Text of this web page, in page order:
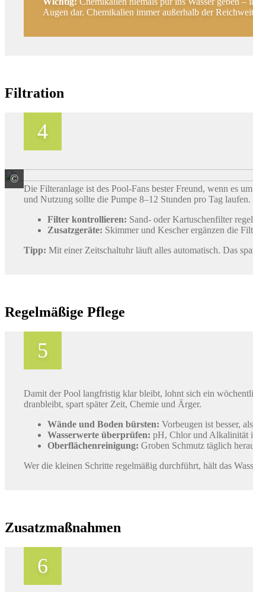
Augen dar. Chemikalien immer außerhalb der
Filtration
©
Steinbach International GmbH
Die Filteranlage ist des Pool-Fans bester Freund, wenn es
und Nutzung sollte die Pumpe 8–12 Stunden pro Tag
Filter kontrollieren: Sand- oder Kartuschenfilter
Zusatzgeräte: Skimmer und Kescher ergänzen die
Tipp: Mit einer Zeitschaltuhr läuft alles automatisch. Das
Regelmäßige Pflege
Damit der Pool langfristig klar bleibt, lohnt sich ein
dranbleibt, spart später Zeit, Chemie und Ärger.
Wände und Boden bürsten: Vorbeugen ist besser,
Wasserwerte überprüfen: pH, Chlor und Alkalinität
Oberflächenreinigung: Groben Schmutz täglich
Wer die kleinen Schritte regelmäßig durchführt, hält das
Zusatzmaßnahmen